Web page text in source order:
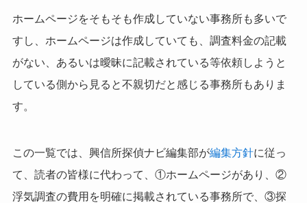
ホームページをそもそも作成していない事務所も多いで
すし、ホームページは作成していても、調査料金の記載
がない、あるいは曖昧に記載されている等依頼しようと
している側から見ると不親切だと感じる事務所もありま
す。
この一覧では、興信所探偵ナビ編集部が編集方針に従っ
て、読者の皆様に代わって、①ホームページがあり、②
浮気調査の費用を明確に掲載されている事務所で、③探